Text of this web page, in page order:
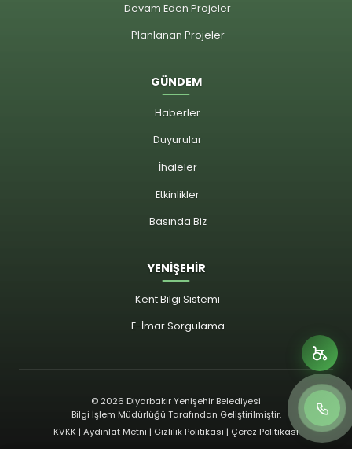
Devam Eden Projeler
Planlanan Projeler
GÜNDEM
Haberler
Duyurular
İhaleler
Etkinlikler
Basında Biz
YENİŞEHİR
Kent Bilgi Sistemi
E-İmar Sorgulama
© 2026 Diyarbakır Yenişehir Belediyesi
Bilgi İşlem Müdürlüğü Tarafından Geliştirilmiştir.
KVKK | Aydınlat Metni | Gizlilik Politikası | Çerez Politikası